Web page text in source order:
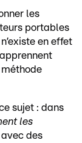
les
portables
en effet
sujet : dans
les
des